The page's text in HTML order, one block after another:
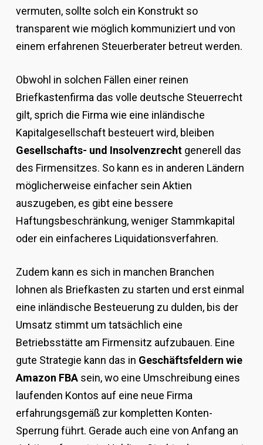
vermuten, sollte solch ein Konstrukt so
transparent wie möglich kommuniziert und von
einem erfahrenen Steuerberater betreut werden.
Obwohl in solchen Fällen einer reinen
Briefkastenfirma das volle deutsche Steuerrecht
gilt, sprich die Firma wie eine inländische
Kapitalgesellschaft besteuert wird, bleiben
Gesellschafts- und Insolvenzrechtgenerell das
des Firmensitzes. So kann es in anderen Ländern
möglicherweise einfacher sein Aktien
auszugeben, es gibt eine bessere
Haftungsbeschränkung, weniger Stammkapital
oder ein einfacheres Liquidationsverfahren.
Zudem kann es sich in manchen Branchen
lohnen als Briefkasten zu starten und erst einmal
eine inländische Besteuerung zu dulden, bis der
Umsatz stimmt um tatsächlich eine
Betriebsstätte am Firmensitz aufzubauen. Eine
gute Strategie kann das in Geschäftsfeldern wie
Amazon FBAsein, wo eine Umschreibung eines
laufenden Kontos auf eine neue Firma
erfahrungsgemäß zur kompletten Konten-
Sperrung führt. Gerade auch eine von Anfang an